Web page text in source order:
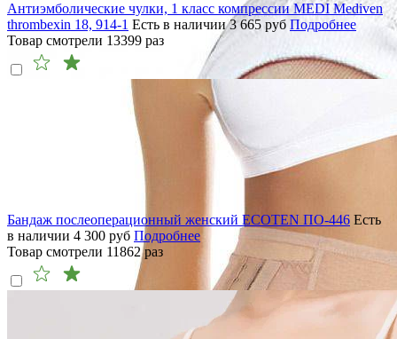
Антиэмболические чулки, 1 класс компрессии MEDI Mediven
thrombexin 18, 914-1 Есть в наличии 3 665 руб Подробнее
Товар смотрели 13399 раз
Бандаж послеоперационный женский ECOTEN ПО-446 Есть
в наличии 4 300 руб Подробнее
Товар смотрели 11862раз